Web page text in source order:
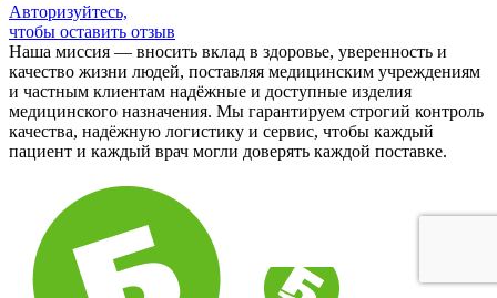
Авторизуйтесь,
чтобы оставить отзыв
Наша миссия — вносить вклад в здоровье, уверенность и
качество жизни людей, поставляя медицинским учреждениям
и частным клиентам надёжные и доступные изделия
медицинского назначения. Мы гарантируем строгий контроль
качества, надёжную логистику и сервис, чтобы каждый
пациент и каждый врач могли доверять каждой поставке.